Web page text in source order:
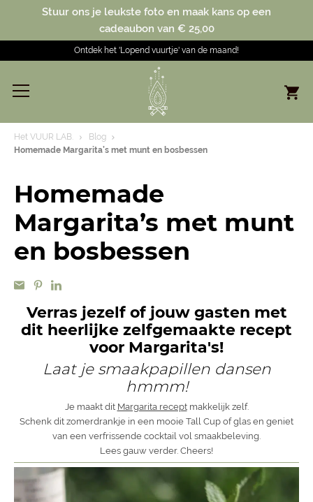
Stuur ons je leukste foto en maak kans op een
cadeaubon van € 25,00
Ontdek het 'Lopend vuurtje' van de maand!
Het VUUR LAB.
Blog
Homemade Margarita’s met munt en bosbessen
Homemade
Margarita’s met munt
en bosbessen
Verras jezelf of jouw gasten met
dit heerlijke zelfgemaakte recept
voor Margarita's!
Laat je smaakpapillen dansen
hmmm!
Je maakt dit Margarita receptmakkelijk zelf.
Schenk dit zomerdrankje in een mooie Tall Cup of glas en geniet
van een verfrissende cocktail vol smaakbeleving.
Lees gauw verder. Cheers!